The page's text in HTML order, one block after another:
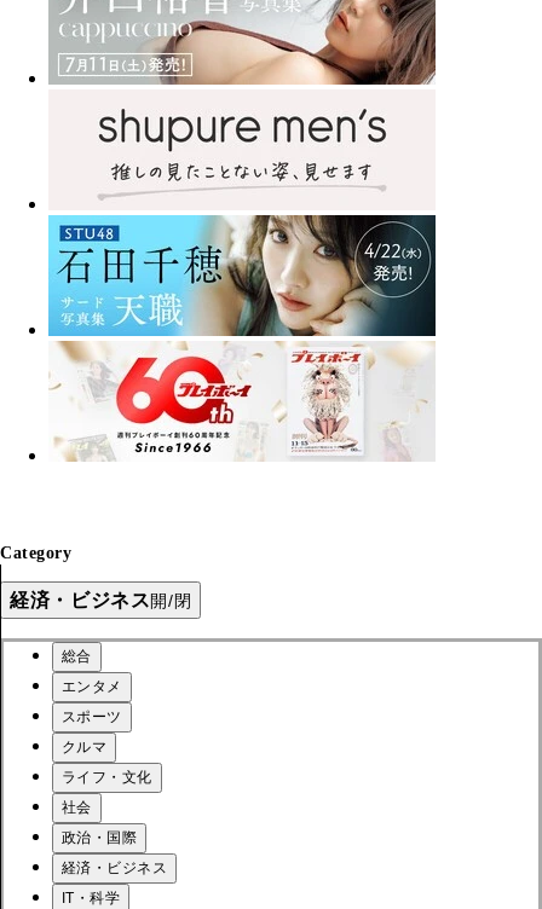
Category
経済・ビジネス開/閉
総合
エンタメ
スポーツ
クルマ
ライフ・文化
社会
政治・国際
経済・ビジネス
IT・科学